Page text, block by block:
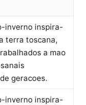
inverno inspira-
terra toscana,
a mao
geracoes.
inverno inspira-